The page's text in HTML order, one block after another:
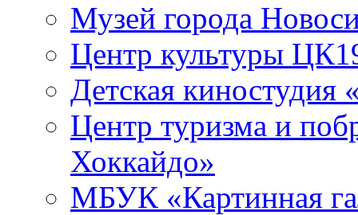
Музей города
Центр культуры
Детская киностудия
Центр туризма и
Хоккайдо»
МБУК «Картинная